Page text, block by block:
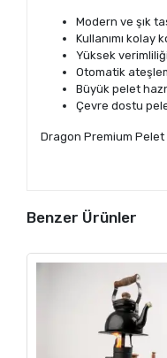
Modern ve şık
Kullanımı kolay
Yüksek
Otomatik
Büyük pelet
Çevre dostu
Dragon Premium Pelet
Benzer Ürünler